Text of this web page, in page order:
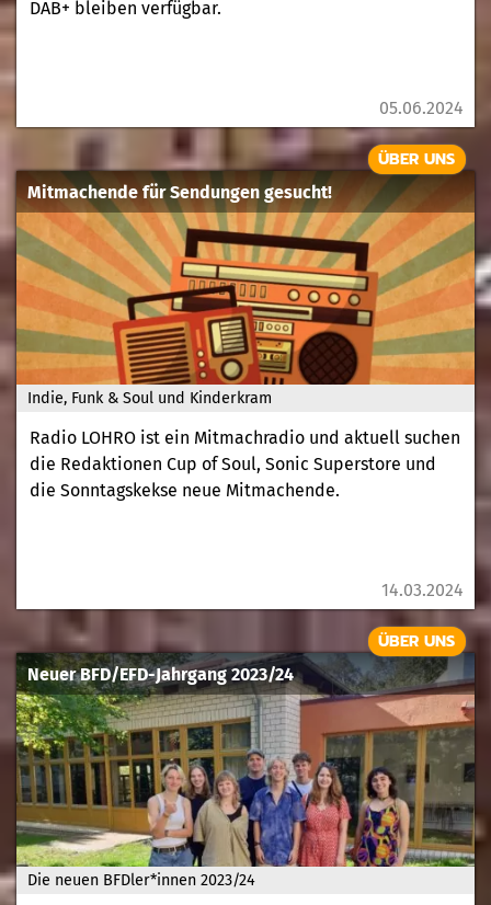
DAB+ bleiben verfügbar.
05.06.2024
Indie, Funk & Soul und Kinderkram
Mitmachende für Sendungen gesucht!
ÜBER UNS
Radio LOHRO ist ein Mitmachradio und aktuell suchen
die Redaktionen Cup of Soul, Sonic Superstore und
die Sonntagskekse neue Mitmachende.
14.03.2024
Die neuen BFDler*innen 2023/24
Neuer BFD/EFD-Jahrgang 2023/24
ÜBER UNS